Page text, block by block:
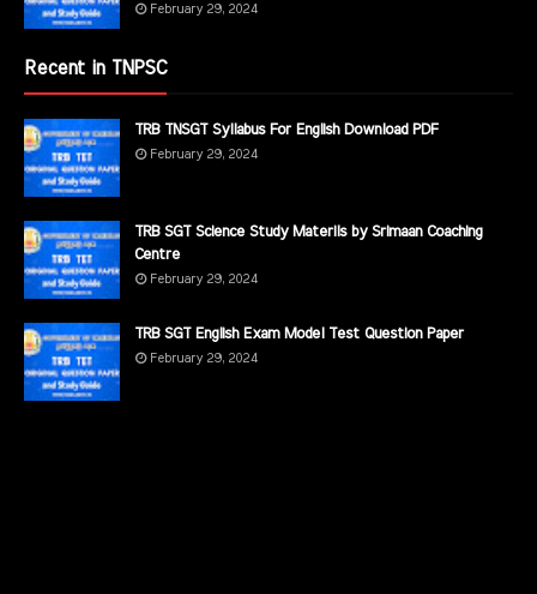
February 29, 2024
Recent in TNPSC
TRB TNSGT Syllabus For English Download PDF
February 29, 2024
TRB SGT Science Study Materils by Srimaan Coaching
Centre
February 29, 2024
TRB SGT English Exam Model Test Question Paper
February 29, 2024